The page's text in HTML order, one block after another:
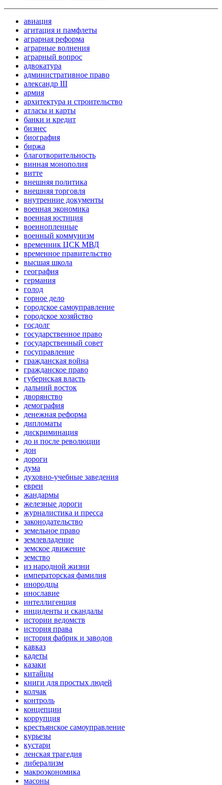
авиация
агитация и памфлеты
аграрная реформа
аграрные волнения
аграрный вопрос
адвокатура
административное право
александр III
армия
архитектура и строительство
атласы и карты
банки и кредит
бизнес
биография
биржа
благотворительность
винная монополия
витте
внешняя политика
внешняя торговля
внутренние документы
военная экономика
военная юстиция
военнопленные
военный коммунизм
временник ЦСК МВД
временное правительство
высшая школа
география
германия
голод
горное дело
городское самоуправление
городское хозяйство
госдолг
государственное право
государственный совет
госуправление
гражданская война
гражданское право
губернская власть
дальний восток
дворянство
демография
денежная реформа
дипломаты
дискриминация
до и после революции
дон
дороги
дума
духовно-учебные заведения
евреи
жандармы
железные дороги
журналистика и пресса
законодательство
земельное право
землевладение
земское движение
земство
из народной жизни
императорская фамилия
инородцы
инославие
интеллигенция
инциденты и скандалы
истории ведомств
история права
история фабрик и заводов
кавказ
кадеты
казаки
китайцы
книги для простых людей
колчак
контроль
концепции
коррупция
крестьянское самоуправление
курьезы
кустари
ленская трагедия
либерализм
макроэкономика
масоны